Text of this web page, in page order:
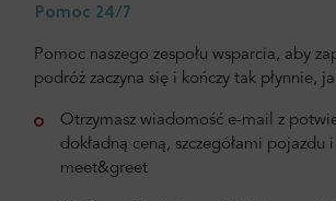
Pomoc 24/7
Pomoc naszego zespołu wsparcia, aby
podróż zaczyna się i kończy tak płynnie,
Otrzymasz wiadomość e-mail z
dokładną ceną, szczegółami pojazdu
meet&greet